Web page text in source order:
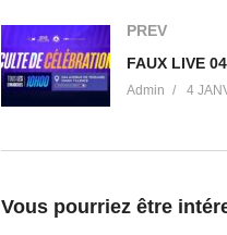
Vous souhaitez faire un don ou
Rendez-vous dès maintenant
Facebook :
Twitter : @ceevtv
PREV
FAUX LIVE
Admin 4
Vous pourriez être